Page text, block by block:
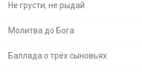
Не грусти, не рыдай
Молитва до Бога
Баллада о трёх сыновьях